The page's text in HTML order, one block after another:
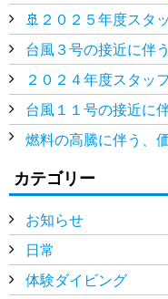
🚢２０２５年度スタ
台風３号の接近に伴
２０２４年度スタッ
台風１１号の接近に
燃料の高騰に伴う、
カテゴリー
お知らせ
日常
体験ダイビング